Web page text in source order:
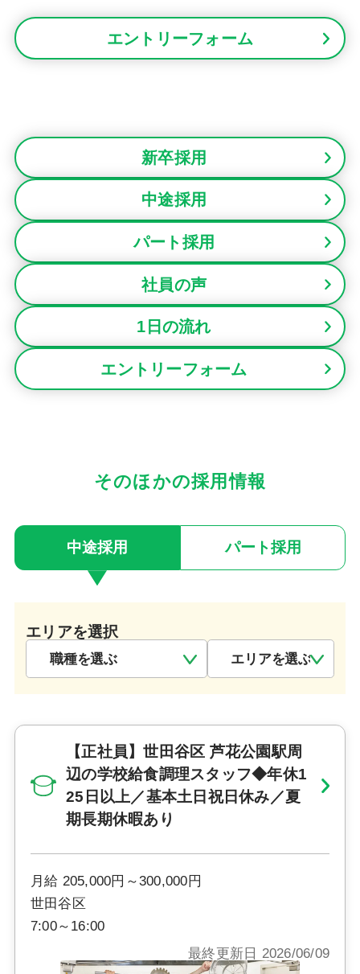
エントリーフォーム
新卒採用
中途採用
パート採用
社員の声
1日の流れ
エントリーフォーム
そのほかの採用情報
中途採用 パート採用
エリアを選択
【正社員】世田谷区 芦花公園駅周
辺の学校給食調理スタッフ◆年休1
25日以上／基本土日祝日休み／夏
期長期休暇あり
月給 205,000円～300,000円
世田谷区
7:00～16:00
最終更新日 2026/06/09